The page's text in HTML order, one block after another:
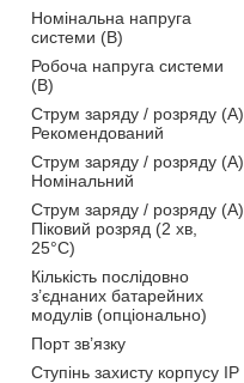
Номінальна напруга
системи (В)
Робоча напруга системи
(В)
Струм заряду / розряду (А)
Рекомендований
Струм заряду / розряду (А)
Номінальний
Струм заряду / розряду (А)
Піковий розряд (2 хв,
25°C)
Кількість послідовно
з’єднаних батарейних
модулів (опціонально)
Порт зв’язку
Ступінь захисту корпусу IP